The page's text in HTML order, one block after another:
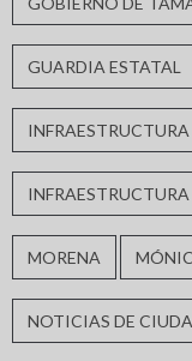
GUARDIA ESTATAL
MORENA
NOTICIAS DE